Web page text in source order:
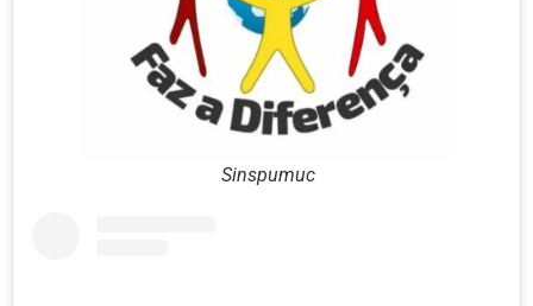
Sinspumuc